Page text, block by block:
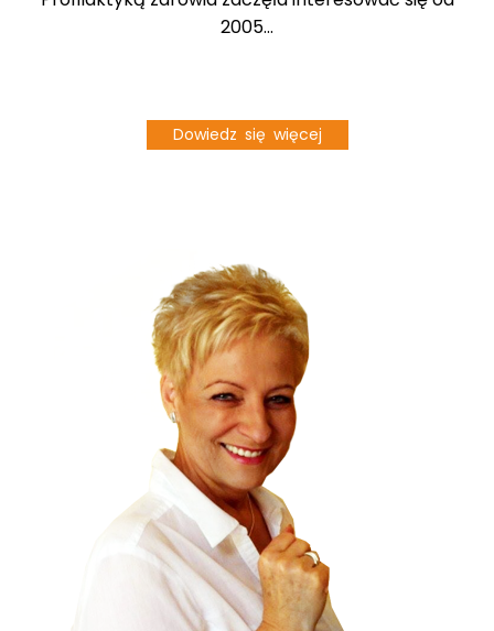
2005...
Dowiedz się więcej